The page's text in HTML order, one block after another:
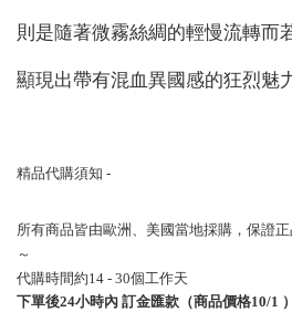
則是隨著微霧絲綢的輕慢流轉而
顯現出帶有混血異國感的狂烈魅
精品代購須知 -
所有商品皆由歐洲、美國當地採購，保證
～
代購時間約14 - 30個工作天
下單後24小時內 訂金匯款（商品價格10/1 ）